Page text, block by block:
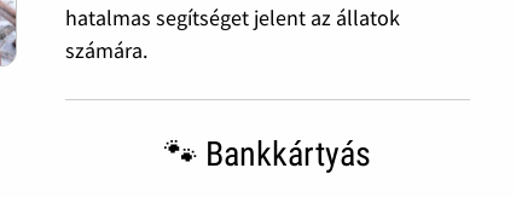
hatalmas segítséget jelent az állatok
számára.
🐾 Bankkártyás